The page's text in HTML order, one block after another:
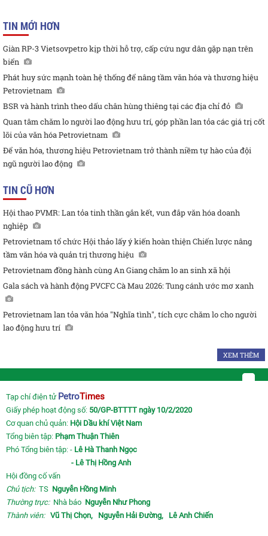
TIN MỚI HƠN
Giàn RP-3 Vietsovpetro kịp thời hỗ trợ, cấp cứu ngư dân gặp nạn trên
biển
Phát huy sức mạnh toàn hệ thống để nâng tầm văn hóa và thương hiệu
Petrovietnam
BSR và hành trình theo dấu chân hùng thiêng tại các địa chỉ đỏ
Quan tâm chăm lo người lao động hưu trí, góp phần lan tỏa các giá trị cốt
lõi của văn hóa Petrovietnam
Để văn hóa, thương hiệu Petrovietnam trở thành niềm tự hào của đội
ngũ người lao động
TIN CŨ HƠN
Hội thao PVMR: Lan tỏa tinh thần gắn kết, vun đắp văn hóa doanh
nghiệp
Petrovietnam tổ chức Hội thảo lấy ý kiến hoàn thiện Chiến lược nâng
tầm văn hóa và quản trị thương hiệu
Petrovietnam đồng hành cùng An Giang chăm lo an sinh xã hội
Gala sách và hành động PVCFC Cà Mau 2026: Tung cánh ước mơ xanh
Petrovietnam lan tỏa văn hóa "Nghĩa tình", tích cực chăm lo cho người
lao động hưu trí
XEM THÊM
Tạp chí điện tử PetroTimes
Giấy phép hoạt động số: 50/GP-BTTTT ngày 10/2/2020
Cơ quan chủ quản: Hội Dầu khí Việt Nam
Tổng biên tập: Phạm Thuận Thiên
Phó Tổng biên tập: - Lê Hà Thanh Ngọc
- Lê Thị Hồng Anh
Hội đồng cố vấn
Chủ tịch:TS Nguyễn Hồng Minh
Thường trực: Nhà báo Nguyễn Như Phong
Thành viên: Vũ Thị Chọn, Nguyễn Hải Đường, Lê Anh Chiến